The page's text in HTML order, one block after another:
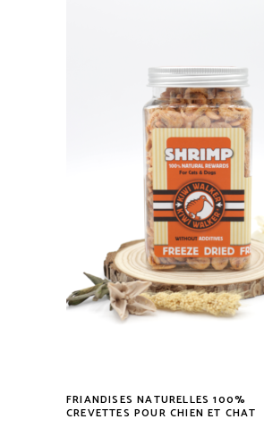
FRIANDISES NATURELLES 100%
CREVETTES POUR CHIEN ET CHAT